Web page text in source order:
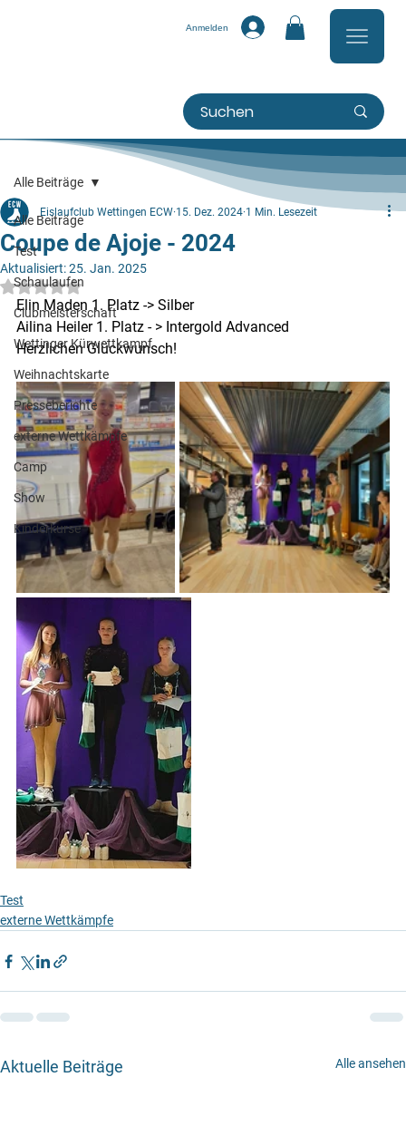
Anmelden
Alle Beiträge
Test
Schaulaufen
Clubmeisterschaft
Wettinger Kürwettkampf
Weihnachtskarte
Presseberichte
externe Wettkämpfe
Camp
Show
Kinderkurse
Alle Beiträge
Coupe de Ajoje - 2024
Eislaufclub Wettingen ECW 15. Dez. 2024 1 Min. Lesezeit
Aktualisiert:25. Jan. 2025
Mit NaN von 5 Sternen bewertet.
Elin Maden 1. Platz -> Silber
Ailina Heiler 1. Platz - > Intergold Advanced
Herzlichen Glückwunsch!
Test
externe Wettkämpfe
Aktuelle Beiträge Alle ansehen